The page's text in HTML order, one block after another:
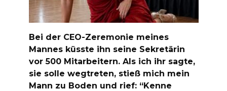
Bei der CEO-Zeremonie meines
Mannes küsste ihn seine Sekretärin
vor 500 Mitarbeitern. Als ich ihr sagte,
sie solle wegtreten, stieß mich mein
Mann zu Boden und rief: “Kenne